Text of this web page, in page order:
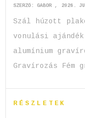
SZERZŐ:GABOR 2026.
Szál húzott
vonulási
alumínium
Gravírozás Fém
RÉSZLETEK